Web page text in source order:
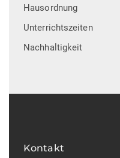
Hausordnung
Unterrichtszeiten
Nachhaltigkeit
Kontakt